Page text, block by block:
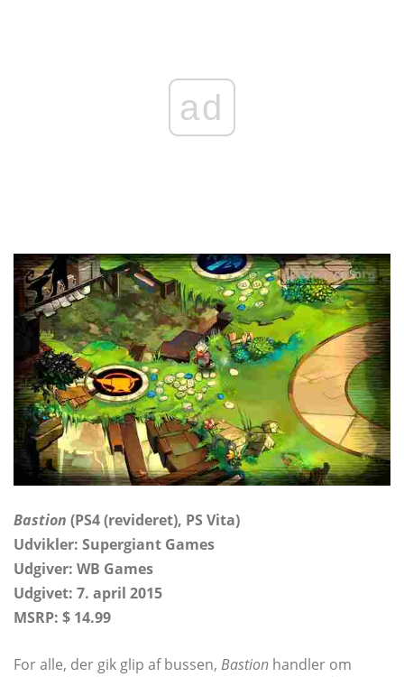
ad
Bastion (PS4 (revideret), PS Vita)
Udvikler: Supergiant Games
Udgiver: WB Games
Udgivet: 7. april 2015
MSRP: $ 14.99
For alle, der gik glip af bussen, Bastion handler om